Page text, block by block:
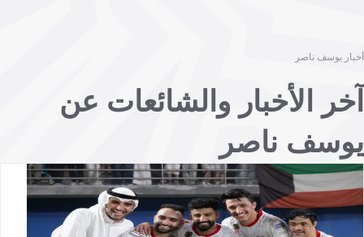
أخبار يوسف ناصر‎
آخر الأخبار والشائعات عن
يوسف ناصر‎